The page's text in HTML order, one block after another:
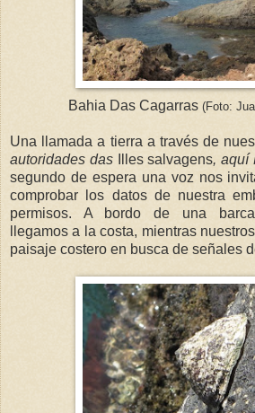
Bahia Das Cagarras (Foto:
Una llamada a tierra a través de
autoridades das
Illes salvagens, aquí
segundo de espera una voz nos
comprobar los datos de nuestra
permisos. A bordo de una
llegamos a la costa, mientras
paisaje costero en busca de señales